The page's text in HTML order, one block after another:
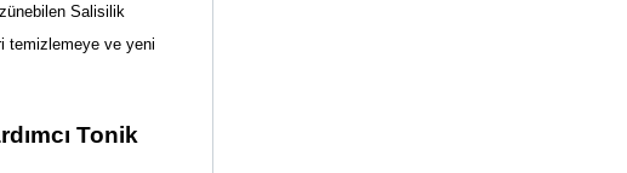
Salisilik
temizlemeye ve yeni
Tonik